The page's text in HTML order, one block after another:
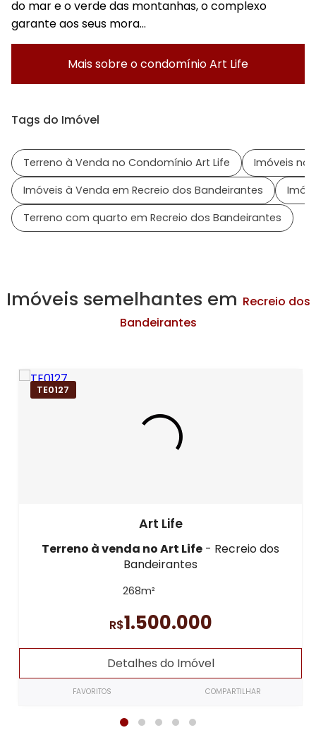
do mar e o verde das montanhas, o complexo
garante aos seus mora...
Mais sobre o condomínioArt Life
Tags do Imóvel
Terreno à Venda no Condomínio Art Life
Imóveis no
Imóveis à Venda em Recreio dos Bandeirantes
Terreno com quarto em Recreio dos Bandeirantes
Imóveis semelhantes em Recreio dos
Bandeirantes
TE0127
Art Life
Terreno à venda no Art Life - Recreio dos
Bandeirantes
268m²
R$1.500.000
Detalhes do Imóvel
FAVORITOS COMPARTILHAR